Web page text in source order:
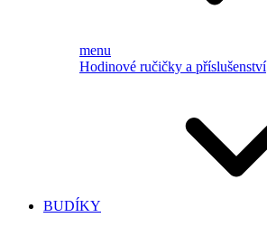
menu
Hodinové ručičky a příslušenství
BUDÍKY